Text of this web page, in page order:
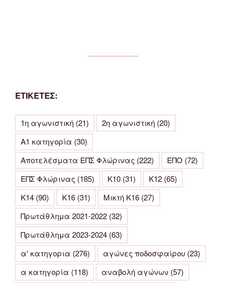
ΕΤΙΚΕΤΕΣ:
1η αγωνιστική (21) 2η αγωνιστική (20)
Α1 κατηγορία (30)
Αποτελέσματα ΕΠΣ Φλώρινας (222) ΕΠΟ (72)
ΕΠΣ Φλώρινας (185) Κ10 (31) Κ12 (65)
Κ14 (90) Κ16 (31) Μικτή Κ16 (27)
Πρωτάθλημα 2021-2022 (32)
Πρωτάθλημα 2023-2024 (63)
α' κατηγορια (276) αγώνες ποδοσφαίρου (23)
α κατηγορία (118) αναβολή αγώνων (57)